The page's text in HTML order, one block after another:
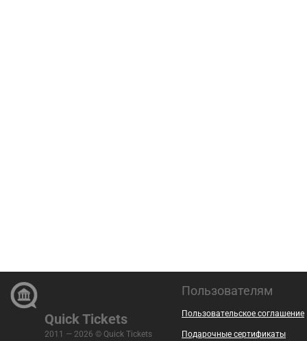
Quick Tickets
2011 — 2026 © Quick Tickets
Пользователям
Пользовательское соглашение
Подарочные сертификаты